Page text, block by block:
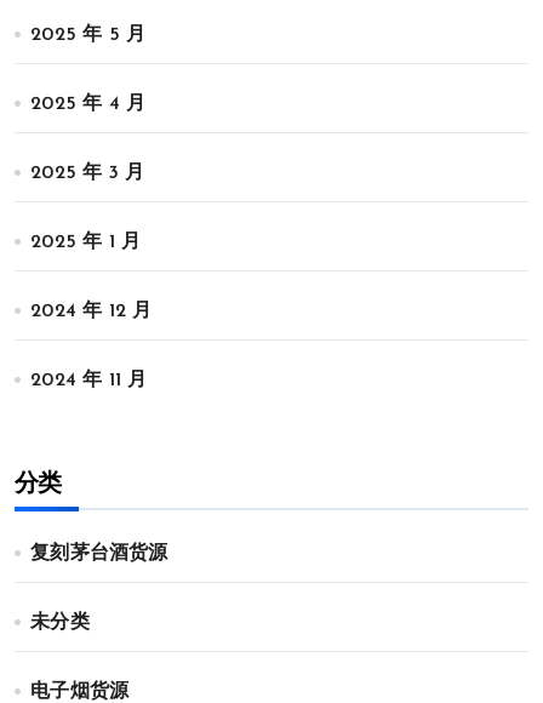
2025 年 5 月
2025 年 4 月
2025 年 3 月
2025 年 1 月
2024 年 12 月
2024 年 11 月
分类
复刻茅台酒货源
未分类
电子烟货源